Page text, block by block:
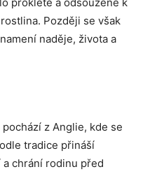
Později se však
naděje, života a
z Anglie, kde se
tradice přináší
chrání rodinu před